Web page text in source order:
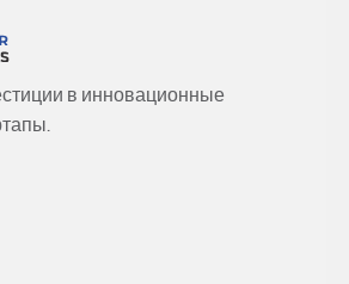
в инновационные